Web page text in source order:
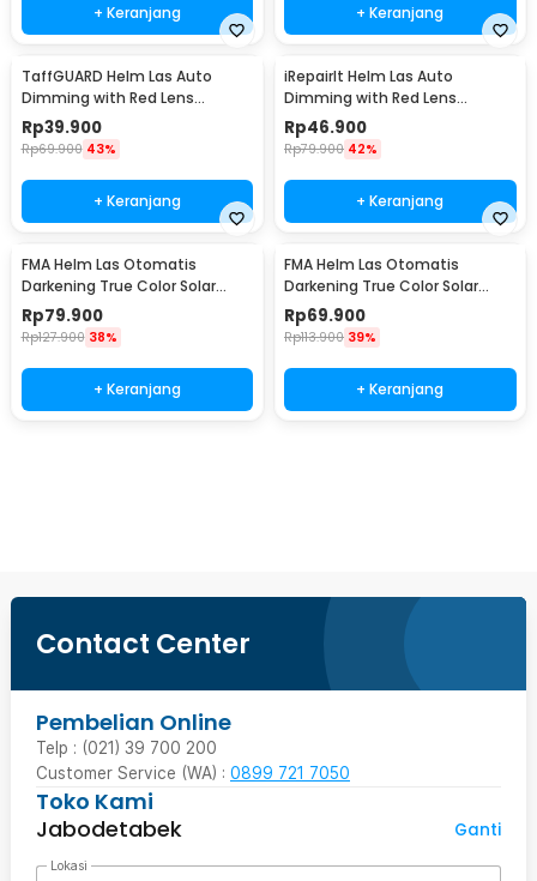
+ Keranjang + Keranjang
TaffGUARD Helm Las Auto
Dimming with Red Lens
Welding Mask - HJ15
Rp39.900
Rp69.900 43%
+ Keranjang
iRepairIt Helm Las Auto
Dimming with Red Lens
Transparent Welding Mask -
IRI55T
Rp46.900
Rp79.900 42%
+ Keranjang
FMA Helm Las Otomatis
Darkening True Color Solar
Welding Mask with LED - FM-
DTC
Rp79.900
Rp127.900 38%
+ Keranjang
FMA Helm Las Otomatis
Darkening True Color Solar
Welding Mask - FM-DTD
Rp69.900
Rp113.900 39%
+ Keranjang
Contact Center
Pembelian Online
Telp : (021) 39 700 200
Customer Service (WA) : 0899 721 7050
Toko Kami
Jabodetabek
Ganti
Lokasi